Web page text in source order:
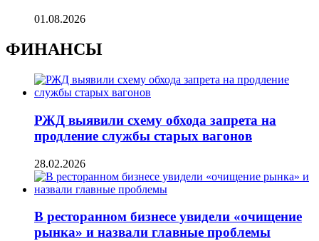
01.08.2026
ФИНАНСЫ
РЖД выявили схему обхода запрета на
продление службы старых вагонов
28.02.2026
В ресторанном бизнесе увидели «очищение
рынка» и назвали главные проблемы